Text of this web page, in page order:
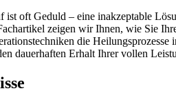
oft Geduld – eine inakzeptable
zeigen wir Ihnen, wie Sie
die
dauerhaften Erhalt Ihrer vollen